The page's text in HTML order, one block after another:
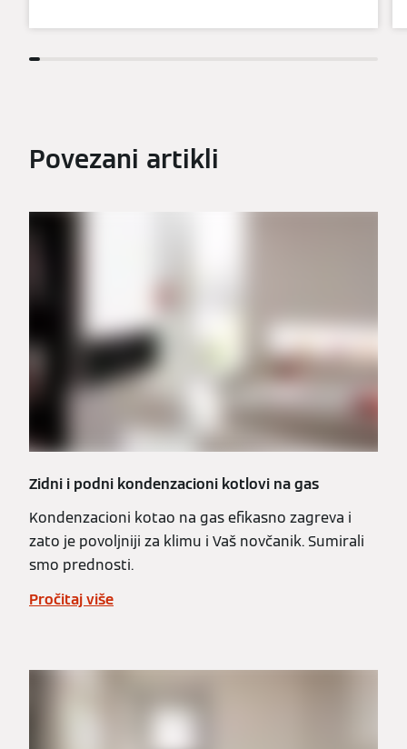
Povezani artikli
Zidni i podni kondenzacioni kotlovi na gas
Kondenzacioni kotao na gas efikasno zagreva i
zato je povoljniji za klimu i Vaš novčanik. Sumirali
smo prednosti.
Pročitaj više